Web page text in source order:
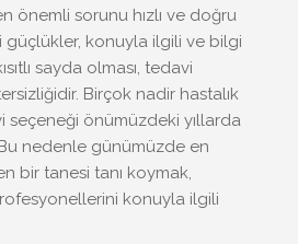
önemli sorunu hızlı ve doğru
güçlükler, konuyla ilgili ve bilgi
sayda olması, tedavi
Birçok nadir hastalık
seçeneği önümüzdeki yıllarda
nedenle günümüzde en
bir tanesi tanı koymak,
konuyla ilgili